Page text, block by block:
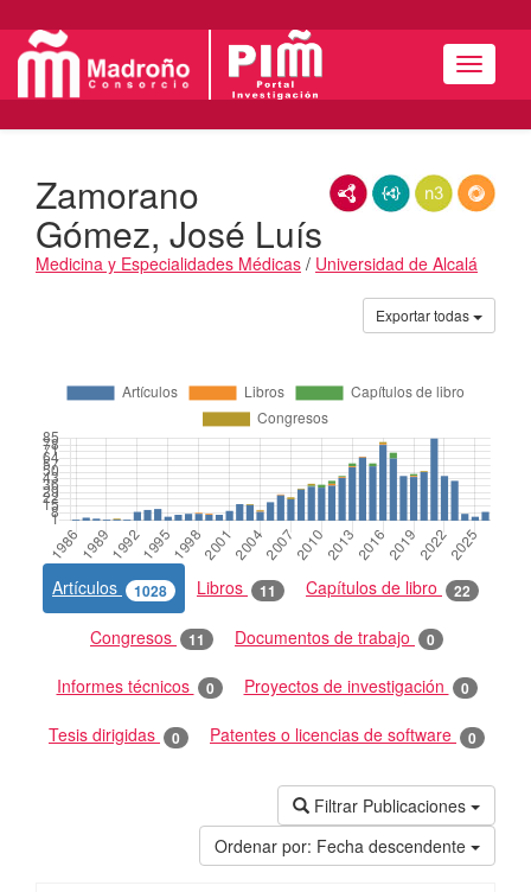
Menú
RDF/XMLJSON-LDN3/Turtle
Zamorano
Gómez, José Luís
Medicina y Especialidades Médicas / Universidad de Alcalá
Exportar todas
Artículos 1028 Libros 11 Capítulos de libro 22
Congresos 11 Documentos de trabajo 0
Informes técnicos 0 Proyectos de investigación 0
Tesis dirigidas 0 Patentes o licencias de software 0
Filtrar Publicaciones
Ordenar por: Fecha descendente